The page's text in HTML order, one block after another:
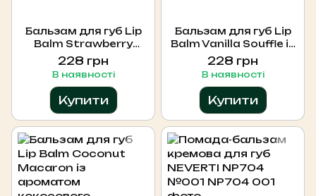
Бальзам для губ Lip
Balm Strawberry
Sorbet із ароматом
полуничного сорбету
228 грн
В наявності
Купити
Бальзам для губ Lip
Balm Vanilla Souffle із
ароматом ванільного
суфле Mr.SCRUBBER
228 грн
В наявності
Купити